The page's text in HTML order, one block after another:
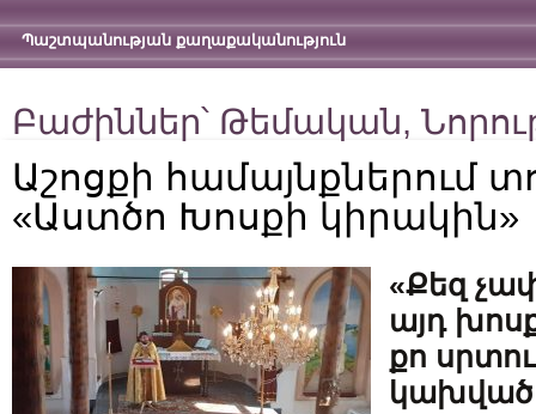
Պաշտպանության քաղաքականություն
Բաժիններ՝ Թեմական,
Աշոցքի համայնքներում
«Աստծո Խոսքի կիրակին»
«Քեզ
այդ
քո
կախված